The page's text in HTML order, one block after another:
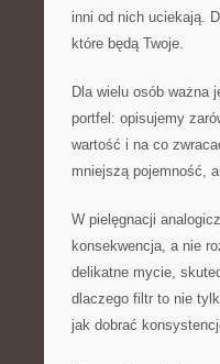
inni od nich uciekają.
które będą Twoje.
Dla wielu osób ważna
portfel: opisujemy
wartość i na co
mniejszą pojemność,
W pielęgnacji
konsekwencja, a nie
delikatne mycie,
dlaczego filtr to nie
jak dobrać